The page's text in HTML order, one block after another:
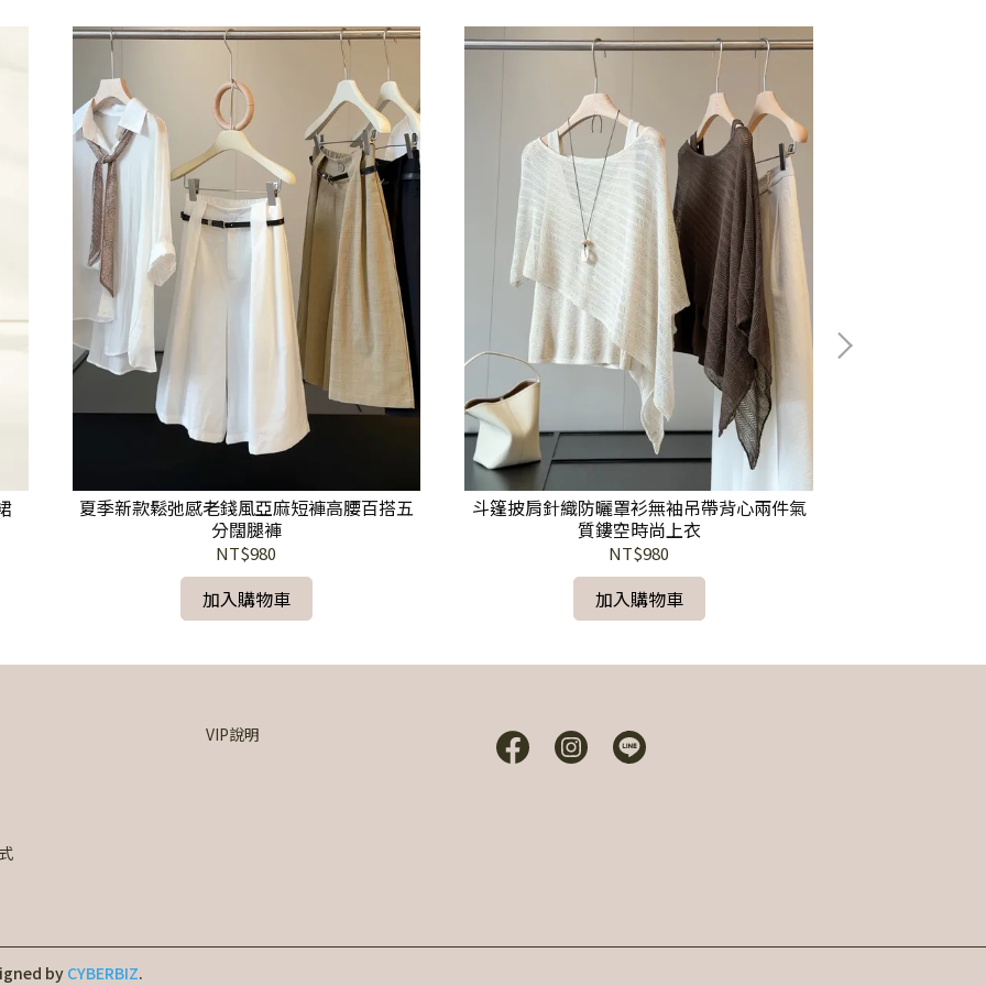
夏季新款鬆弛感老錢風亞麻短褲高腰百搭五
分闊腿褲
NT$980
加入購物車
斗篷披肩針織防曬罩衫無袖吊帶背心兩件氣
質鏤空時尚上衣
NT$980
加入購物車
VIP說明
by CYBERBIZ.